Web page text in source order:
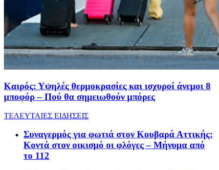
Καιρός: Υψηλές θερμοκρασίες και ισχυροί άνεμοι 8
μποφόρ – Πού θα σημειωθούν μπόρες
ΤΕΛΕΥΤΑΙΕΣ ΕΙΔΗΣΕΙΣ
Συναγερμός για φωτιά στον Κουβαρά Αττικής:
Κοντά στον οικισμό οι φλόγες – Μήνυμα από
το 112